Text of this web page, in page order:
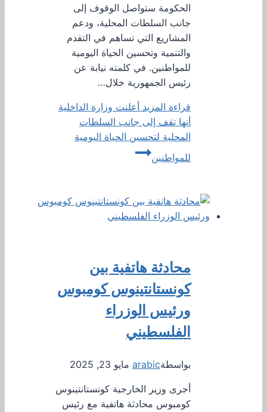
الحكومة ستواصل الوقوف إلى
جانب السلطات المحلية، ودعم
المشاريع التي تساهم في التقدم
والتنمية وتحسين الحياة اليومية
للمواطنين. في كلمته نيابة عن
رئيس الجمهورية خلال…
قراءة المزيد أعلنت وزارة الداخلية
أنها تقف إلى جانب السلطات
المحلية لتحسين الحياة اليومية
للمواطنين
محادثة هاتفية بين
كونستانتينوس كومبوس
ورئيس الوزراء
الفلسطيني
بواسطةarabic مايو 23, 2025
أجرى وزير الخارجية كونستانتينوس
كومبوس محادثة هاتفية مع رئيس